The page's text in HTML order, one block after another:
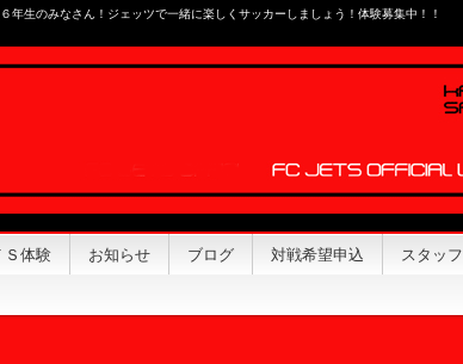
生のみなさん！ジェッツで一緒に楽しくサッカーしましょう！体験募集中！！
Ｓ体験 お知らせ ブログ 対戦希望申込 スタッフ